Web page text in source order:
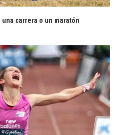
carrera o un maratón